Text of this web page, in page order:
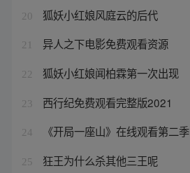
20 狐妖小红娘风庭云的后代
21 异人之下电影免费观看资源
22 狐妖小红娘闻柏霖第一次出现
23 西行纪免费观看完整版2021
24 《开局一座山》在线观看第二季
25 狂王为什么杀其他三王呢